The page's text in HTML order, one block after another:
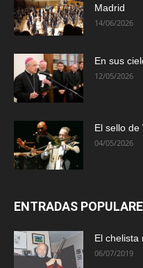
Madrid
14/06/2026
En sus
12/05/2026
El sello de
04/05/2026
ENTRADAS
El chelista
06/07/2019